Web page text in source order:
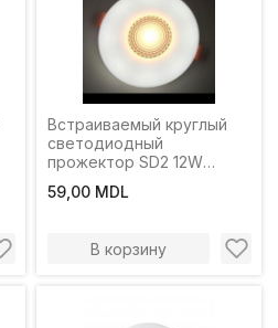
Встраиваемый круглый
светодиодный
прожектор SD2 12W
59,00 MDL
В корзину